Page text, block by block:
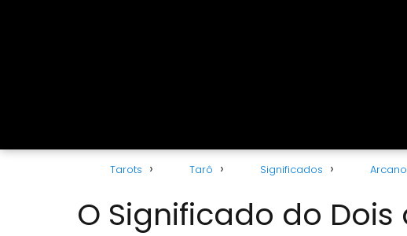
Tarots Tarô Significados
O Significado do